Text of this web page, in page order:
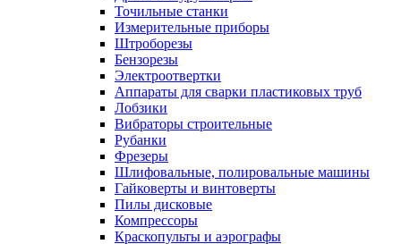
Точильные станки
Измерительные приборы
Штроборезы
Бензорезы
Электроотвертки
Аппараты для сварки пластиковых труб
Лобзики
Вибраторы строительные
Рубанки
Фрезеры
Шлифовальные, полировальные машины
Гайковерты и винтоверты
Пилы дисковые
Компрессоры
Краскопульты и аэрографы